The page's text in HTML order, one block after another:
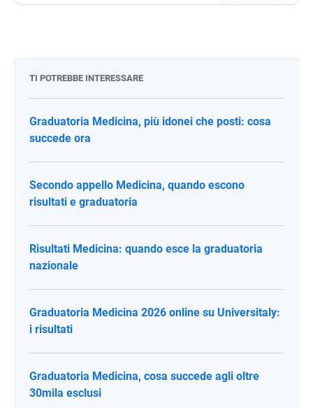
TI POTREBBE INTERESSARE
Graduatoria Medicina, più idonei che posti: cosa
succede ora
Secondo appello Medicina, quando escono
risultati e graduatoria
Risultati Medicina: quando esce la graduatoria
nazionale
Graduatoria Medicina 2026 online su Universitaly:
i risultati
Graduatoria Medicina, cosa succede agli oltre
30mila esclusi